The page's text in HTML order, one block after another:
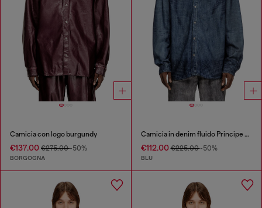
Camicia con logo burgundy
€137.00 €275.00-50%
BORGOGNA
Camicia in denim fluido Principe di Galles
€112.00€225.00-50%
BLU